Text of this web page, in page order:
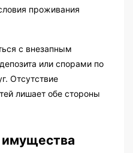
проживания
с внезапным
или спорами по
Отсутствие
лишает обе стороны
имущества